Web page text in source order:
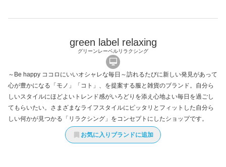
green label relaxing
グリーンレーベルリラクシング
～Be happy ココロにいいオシャレな毎日～訪れるたびに新しい発見があって
心が豊かになる「モノ」「コト」、を提案する服と雑貨のブランド。自分ら
しいスタイルにほどよいトレンド感がいろどりを添え心地よい毎日を過ごし
てもらいたい。さまざまなライフスタイルにピッタリとフィットした自分ら
しい何かが見つかる「リラクシング」をコンセプトにしたショップです。
お気に入りブランドに追加